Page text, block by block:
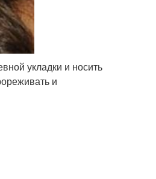
укладки и носить
и